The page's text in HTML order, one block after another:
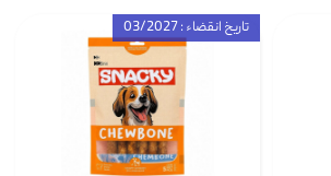
تاریخ انقضاء : 03/2027